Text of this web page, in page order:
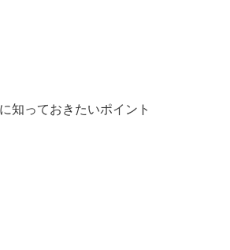
知っておきたいポイント